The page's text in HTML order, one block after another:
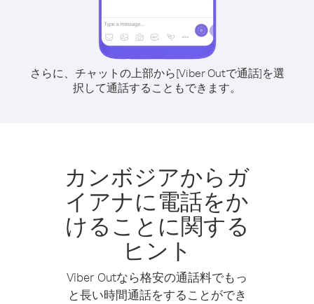
さらに、チャットの上部から[Viber Outで通話]を選
択して通話することもできます。
カンボジアからガ
イアナに電話をか
けることに関する
ヒント
Viber Outなら格安の通話料でもっ
と長い時間通話をすることができ